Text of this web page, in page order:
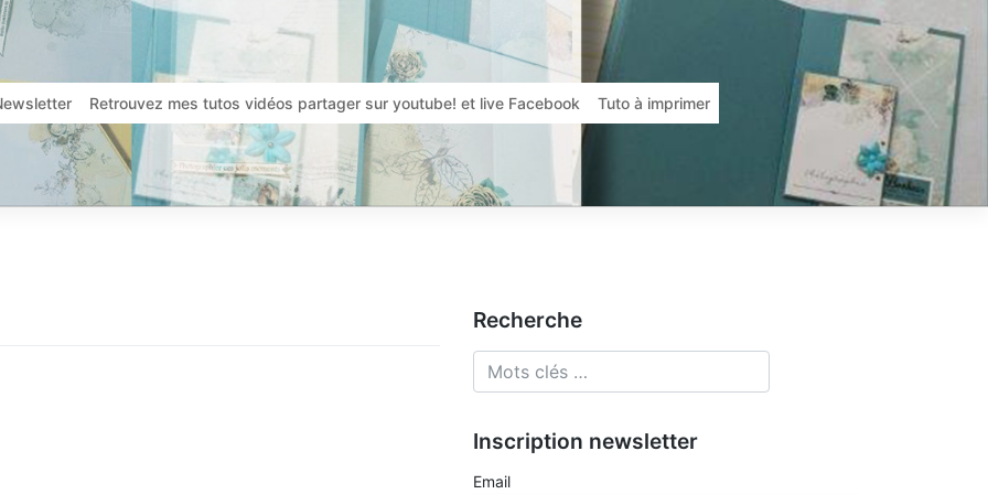
Retrouvez mes tutos vidéos partager sur youtube! et live Facebook Tuto à imprimer
Recherche
Inscription newsletter
Email